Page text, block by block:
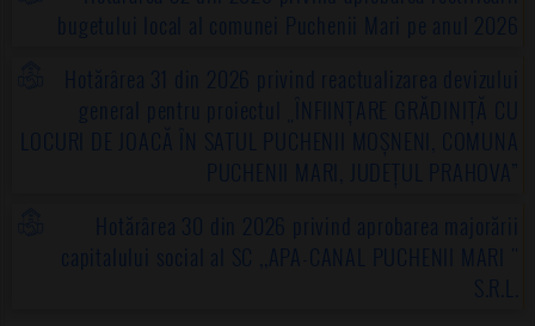
bugetului local al comunei Puchenii Mari pe anul 2026
Hotărârea 31 din 2026 privind reactualizarea devizului
general pentru proiectul „ÎNFIINȚARE GRĂDINIȚĂ CU
LOCURI DE JOACĂ ÎN SATUL PUCHENII MOȘNENI, COMUNA
PUCHENII MARI, JUDEȚUL PRAHOVA”
Hotărârea 30 din 2026 privind aprobarea majorării
capitalului social al SC ,,APA-CANAL PUCHENII MARI "
S.R.L.